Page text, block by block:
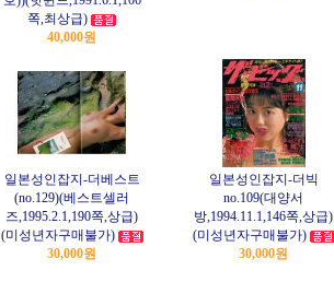
쪽,최상급)
40,000원
일본성인잡지-더베스트
(no.129)(베스트셀러
즈,1995.2.1,190쪽,상급)
(미성년자구매불가)
30,000원
일본성인잡지-더빅
no.109(대양서
방,1994.11.1,146쪽,상급)
(미성년자구매불가)
30,000원